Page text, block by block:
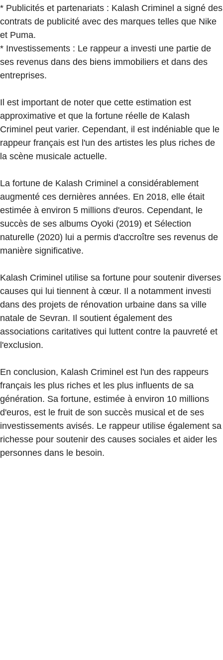
* Publicités et partenariats : Kalash Criminel a signé des
contrats de publicité avec des marques telles que Nike
et Puma.
* Investissements : Le rappeur a investi une partie de
ses revenus dans des biens immobiliers et dans des
entreprises.
Il est important de noter que cette estimation est
approximative et que la fortune réelle de Kalash
Criminel peut varier. Cependant, il est indéniable que le
rappeur français est l'un des artistes les plus riches de
la scène musicale actuelle.
La fortune de Kalash Criminel a considérablement
augmenté ces dernières années. En 2018, elle était
estimée à environ 5 millions d'euros. Cependant, le
succès de ses albums Oyoki (2019) et Sélection
naturelle (2020) lui a permis d'accroître ses revenus de
manière significative.
Kalash Criminel utilise sa fortune pour soutenir diverses
causes qui lui tiennent à cœur. Il a notamment investi
dans des projets de rénovation urbaine dans sa ville
natale de Sevran. Il soutient également des
associations caritatives qui luttent contre la pauvreté et
l'exclusion.
En conclusion, Kalash Criminel est l'un des rappeurs
français les plus riches et les plus influents de sa
génération. Sa fortune, estimée à environ 10 millions
d'euros, est le fruit de son succès musical et de ses
investissements avisés. Le rappeur utilise également sa
richesse pour soutenir des causes sociales et aider les
personnes dans le besoin.